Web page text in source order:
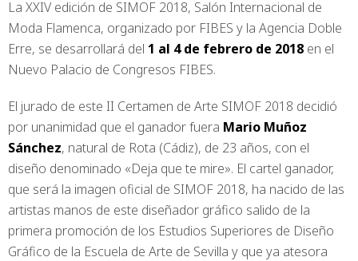
La XXIV edición de SIMOF 2018, Salón Internacional de
Moda Flamenca, organizado por FIBES y la Agencia Doble
Erre, se desarrollará del 1 al 4 de febrero de 2018 en el
Nuevo Palacio de Congresos FIBES.
El jurado de este II Certamen de Arte SIMOF 2018 decidió
por unanimidad que el ganador fuera Mario Muñoz
Sánchez, natural de Rota (Cádiz), de 23 años, con el
diseño denominado «Deja que te mire». El cartel ganador,
que será la imagen oficial de SIMOF 2018, ha nacido de las
artistas manos de este diseñador gráfico salido de la
primera promoción de los Estudios Superiores de Diseño
Gráfico de la Escuela de Arte de Sevilla y que ya atesora